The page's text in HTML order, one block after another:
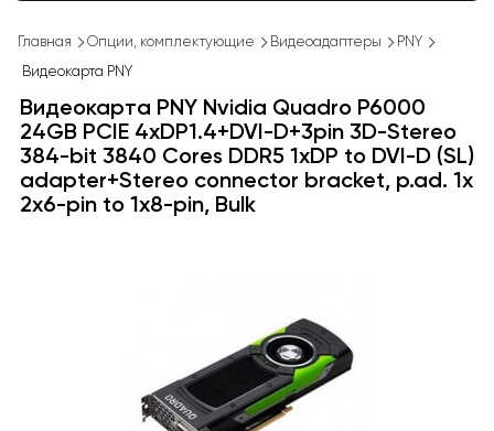
Главная Опции, комплектующие Видеоадаптеры
PNY
Видеокарта PNY
Видеокарта PNY Nvidia Quadro P6000
24GB PCIE 4xDP1.4+DVI-D+3pin 3D-Stereo
384-bit 3840 Cores DDR5 1xDP to DVI-D (SL)
adapter+Stereo connector bracket, p.ad. 1x
2x6-pin to 1x8-pin, Bulk